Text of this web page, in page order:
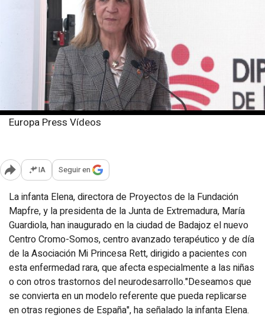
Europa Press Vídeos
Abrir opciones para compartir
IA Seguir en
La infanta Elena, directora de Proyectos de la Fundación
Mapfre, y la presidenta de la Junta de Extremadura, María
Guardiola, han inaugurado en la ciudad de Badajoz el nuevo
Centro Cromo-Somos, centro avanzado terapéutico y de día
de la Asociación Mi Princesa Rett, dirigido a pacientes con
esta enfermedad rara, que afecta especialmente a las niñas
o con otros trastornos del neurodesarrollo."Deseamos que
se convierta en un modelo referente que pueda replicarse
en otras regiones de España", ha señalado la infanta Elena.